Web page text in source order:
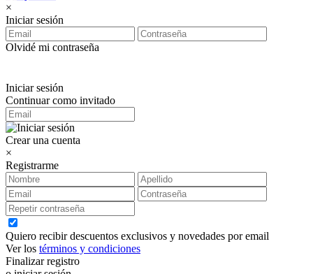
×
Iniciar sesión
Olvidé mi contraseña
Iniciar sesión
Continuar como invitado
Crear una cuenta
×
Registrarme
Quiero recibir descuentos exclusivos y novedades por email
Ver los términos y condiciones
Finalizar registro